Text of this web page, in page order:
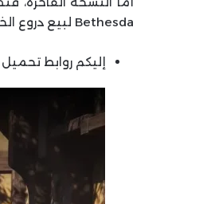
Bethesda لبيع دروع الخيول.
إليكم روابط تحميل Oblivion Remastered وهي: (